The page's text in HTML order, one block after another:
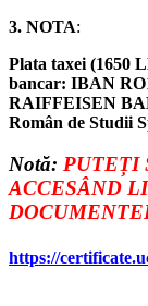
3. NOTA:
Plata taxei (1650
bancar: IBAN
RAIFFEISEN
Român de Studii
Notă: PUTEȚI
ACCESÂND
https://